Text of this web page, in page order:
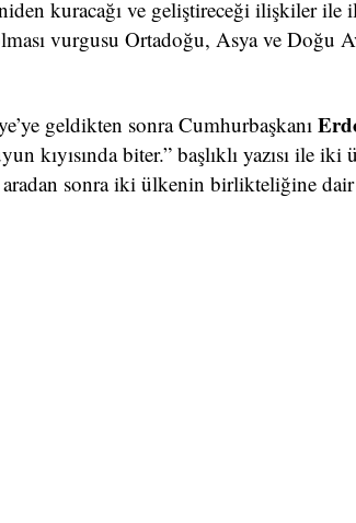
kuracağı ve geliştireceği ilişkiler ile
vurgusu Ortadoğu, Asya ve Doğu
geldikten sonra Cumhurbaşkanı
kıyısında biter.” başlıklı yazısı ile
sonra iki ülkenin birlikteliğine dair